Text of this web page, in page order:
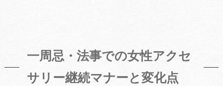
一周忌・法事での女性アクセ
サリー継続マナーと変化点